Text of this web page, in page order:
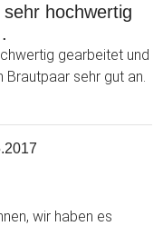
hochwertig
gearbeitet und
sehr gut an.
wir haben es